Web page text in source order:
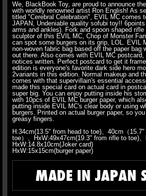
We, BlackBook Toy, are proud to announce
with worldly renowned artist Ron English! As
titled "Cerebral Celebration", EVIL MC comes
JAPAN, Undeniable quality sofubi toy!!
arms and ankles). Fork and spoon shaped
sculptor of this EVIL MC, Chop of Monster
can spot some burgers on its grip, LOL. EVIL
non-woven fabric bag based off the paper bag
out there. Also comes with EVIL MC
notices written. Perfect postcard to get it
edition is everyone's favorite dark side hero
2variants in this edition. Normal makeup and
comes with that supervillain's essential
made this special card on actual card in
super big. You can enjoy putting inside his
with 10pcs of EVIL MC burger paper, which
putting inside EVIL MC's clear body or using
burgers. Printed on actual burger paper, so
greasy fingers.
H:34cm(13.5" from head to toe)、40cm（
toe）、HxW:49x47cm(19.3" from rifle to toe)
HxW:14.8x10cm(Joker card)
HxW:15x15cm(burger paper)